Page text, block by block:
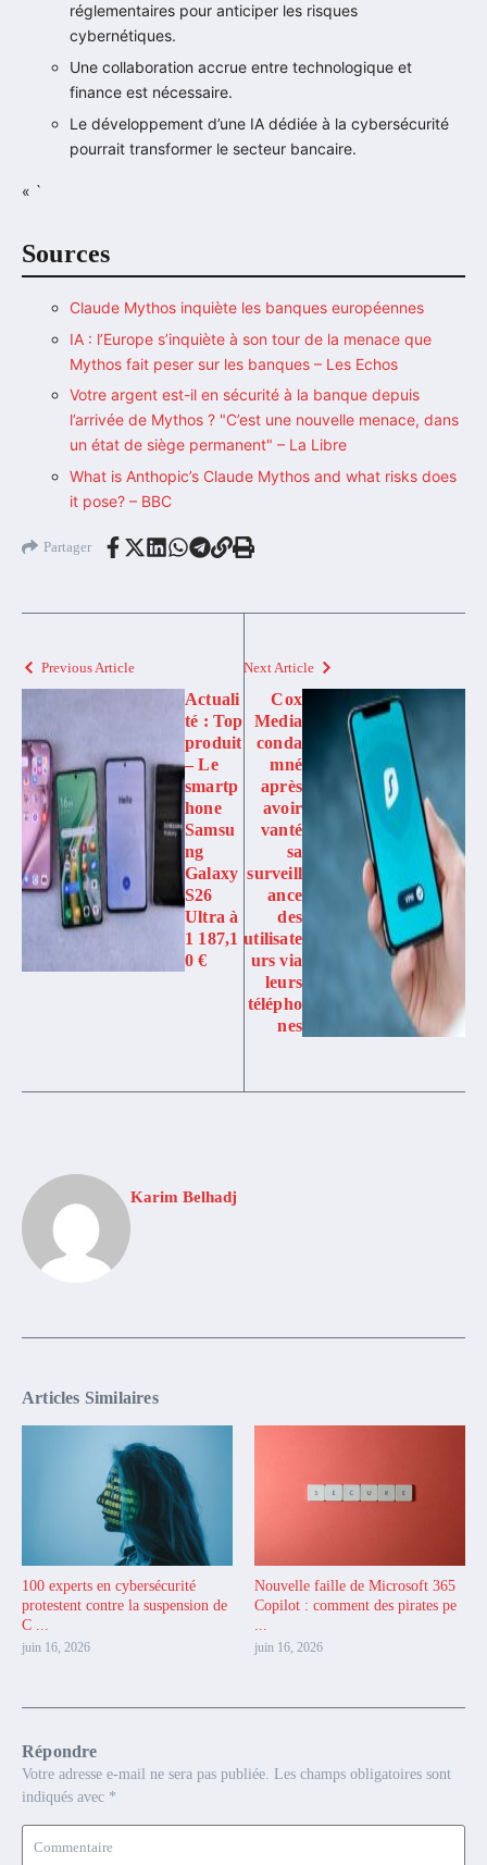
réglementaires pour anticiper les risques
cybernétiques.
Une collaboration accrue entre technologique et
finance est nécessaire.
Le développement d’une IA dédiée à la cybersécurité
pourrait transformer le secteur bancaire.
« `
Sources
Claude Mythos inquiète les banques européennes
IA : l’Europe s’inquiète à son tour de la menace que
Mythos fait peser sur les banques – Les Echos
Votre argent est-il en sécurité à la banque depuis
l’arrivée de Mythos ? "C’est une nouvelle menace, dans
un état de siège permanent" – La Libre
What is Anthopic’s Claude Mythos and what risks does
it pose? – BBC
Partager
Previous Article
Actuali
té : Top
produit
– Le
smartp
hone
Samsu
ng
Galaxy
S26
Ultra à
1 187,1
0 €
Next Article
Cox
Media
conda
mné
après
avoir
vanté
sa
surveill
ance
des
utilisate
urs via
leurs
télépho
nes
Karim Belhadj
Articles Similaires
100 experts en cybersécurité
protestent contre la suspension de
C ...
juin 16, 2026
Nouvelle faille de Microsoft 365
Copilot : comment des pirates pe
...
juin 16, 2026
Répondre
Votre adresse e-mail ne sera pas publiée. Les champs obligatoires sont
indiqués avec *